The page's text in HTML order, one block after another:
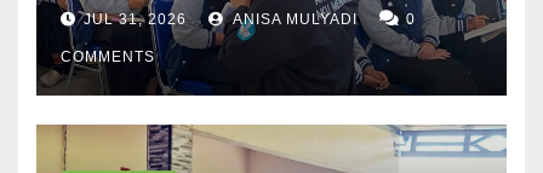
JUL 31, 2026 ANISA MULYADI 0
COMMENTS